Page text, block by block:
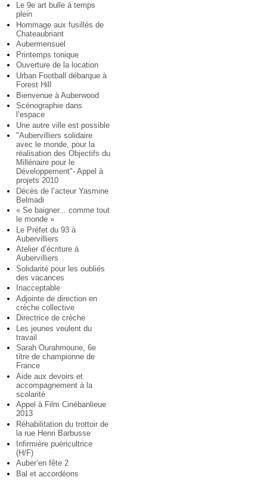
Le 9e art bulle à temps
plein
Hommage aux fusillés de
Chateaubriant
Aubermensuel
Printemps tonique
Ouverture de la location
Urban Football débarque à
Forest Hill
Bienvenue à Auberwood
Scénographie dans
l’espace
Une autre ville est possible
"Aubervilliers solidaire
avec le monde, pour la
réalisation des Objectifs du
Millénaire pour le
Développement"- Appel à
projets 2010
Décès de l’acteur Yasmine
Belmadi
« Se baigner... comme tout
le monde »
Le Préfet du 93 à
Aubervilliers
Atelier d’écriture à
Aubervilliers
Solidarité pour les oubliés
des vacances
Inacceptable
Adjointe de direction en
crèche collective
Directrice de crèche
Les jeunes veulent du
travail
Sarah Ourahmoune, 6e
titre de championne de
France
Aide aux devoirs et
accompagnement à la
scolarité
Appel à Film Cinébanlieue
2013
Réhabilitation du trottoir de
la rue Henri Barbusse
Infirmière puéricultrice
(H/F)
Auber’en fête 2
Bal et accordéons